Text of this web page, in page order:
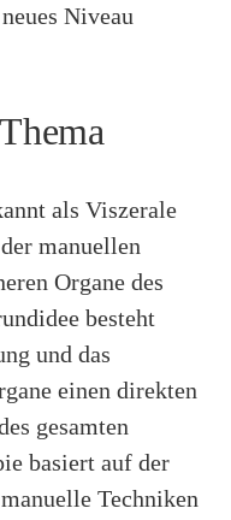
Niveau
als Viszerale
manuellen
Organe des
besteht
und das
einen direkten
gesamten
basiert auf der
Techniken